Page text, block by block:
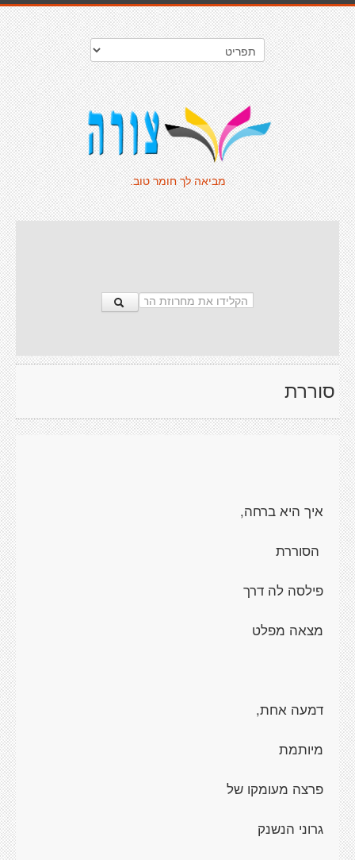
מביאה לך חומר טוב.
סוררת
איך היא ברחה,
הסוררת
פילסה לה דרך
מצאה מפלט
דמעה אחת,
מיותמת
פרצה מעומקו של
גרוני הנשנק